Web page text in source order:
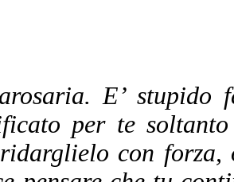
E’ stupido
per te
con